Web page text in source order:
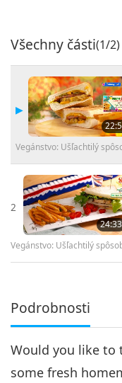
Všechny části(1/2)
Vegánstvo: Ušľachtilý
2
24:33
Vegánstvo: Ušľachtilý
Podrobnosti
Would you like to
some fresh